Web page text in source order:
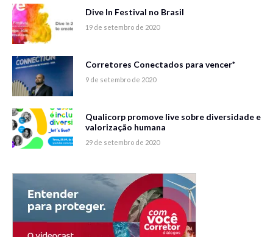
Dive In Festival no Brasil
19 de setembro de 2020
Corretores Conectados para vencer*
9 de setembro de 2020
Qualicorp promove live sobre diversidade e
valorização humana
29 de setembro de 2020